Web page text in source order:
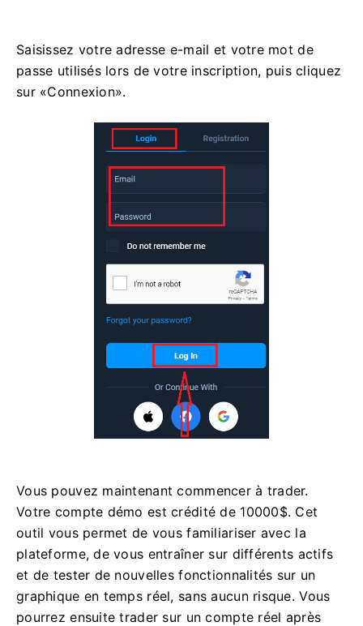
Saisissez votre adresse e-mail et votre mot de
passe utilisés lors de votre inscription, puis cliquez
sur «Connexion».
Vous pouvez maintenant commencer à trader.
Votre compte démo est crédité de 10000$. Cet
outil vous permet de vous familiariser avec la
plateforme, de vous entraîner sur différents actifs
et de tester de nouvelles fonctionnalités sur un
graphique en temps réel, sans aucun risque. Vous
pourrez ensuite trader sur un compte réel après